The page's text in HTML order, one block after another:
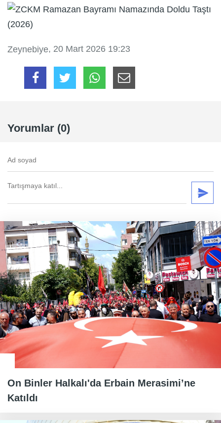
Zeynebiye, 20 Mart 2026 19:23
Yorumlar (0)
On Binler Halkalı'da Erbain Merasimi’ne
Katıldı